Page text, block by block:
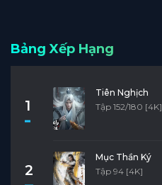
Bảng Xếp Hạng
1
Tiên Nghịch
Tập 152/180 [4K]
2
Mục Thần Ký
Tập 94 [4K]